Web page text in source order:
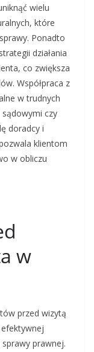
wielu
które
Ponadto
działania
co zwiększa
Współpraca z
w trudnych
czy
doradcy i
klientom
w obliczu
w
przed wizytą
prawnej.